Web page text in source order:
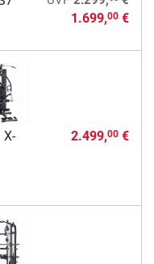
1.699,00€
2.499,00€